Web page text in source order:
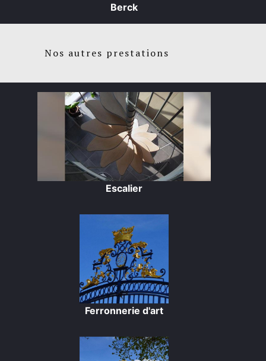
Berck
Nos autres prestations
Escalier
Ferronnerie d'art